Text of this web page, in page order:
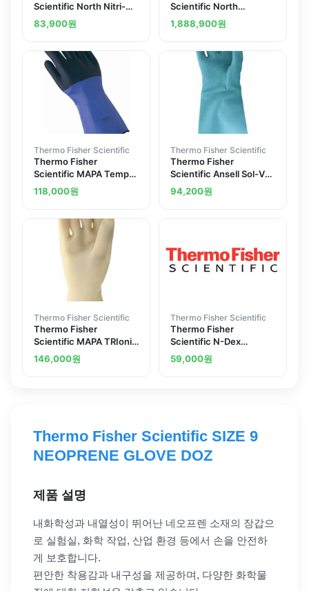
Scientific North Nitri-
Knit Lined Size 9 Gloves
24 in.
83,900원
Scientific North
Hypalon30 mil Drybox
Gloves Size 9-3 4
1,888,900원
Thermo Fisher Scientific
Thermo Fisher
Scientific MAPA Temp-
Tec Heat-Insulated
Large Neoprene Gloves
118,000원
Thermo Fisher Scientific
Thermo Fisher
Scientific Ansell Sol-Vex
Nitrile Gloves Unlined
Size 9 13 in.
94,200원
Thermo Fisher Scientific
Thermo Fisher
Scientific MAPA TRIonic
Cleanroom Z-Grip
Gloves Size 8-8.5
146,000원
Thermo Fisher Scientific
Thermo Fisher
Scientific N-Dex
Laboratory Grade
Gloves
59,000원
Thermo Fisher Scientific SIZE 9
NEOPRENE GLOVE DOZ
제품 설명
내화학성과 내열성이 뛰어난 네오프렌 소재의 장갑으
로 실험실, 화학 작업, 산업 환경 등에서 손을 안전하
게 보호합니다.
편안한 착용감과 내구성을 제공하며, 다양한 화학물